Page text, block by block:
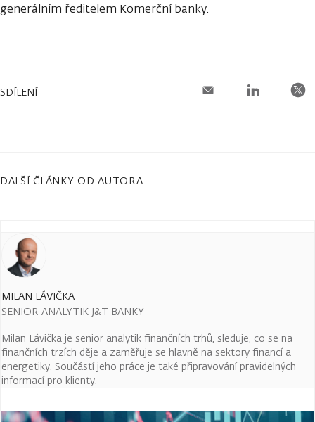
generálním ředitelem Komerční banky.
SDÍLENÍ
DALŠÍ ČLÁNKY OD AUTORA
MILAN LÁVIČKA
SENIOR ANALYTIK J&T BANKY
Milan Lávička je senior analytik finančních trhů, sleduje, co se na
finančních trzích děje a zaměřuje se hlavně na sektory financí a
energetiky. Součástí jeho práce je také připravování pravidelných
informací pro klienty.